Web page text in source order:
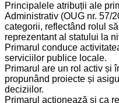
Principalele atribuții ale
Administrativ (OUG nr. 57/
categorii, reflectând rolul
reprezentant al statului la
Primarul conduce
serviciilor publice locale.
Primarul are un rol activ și
propunând proiecte și
deciziilor.
Primarul acționează și ca